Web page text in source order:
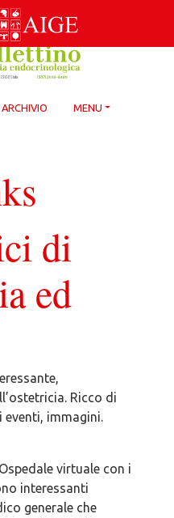
ARCHIVIO MENU
di
ed
Ricco di
eventi, immagini.
virtuale con i
interessanti
generale che